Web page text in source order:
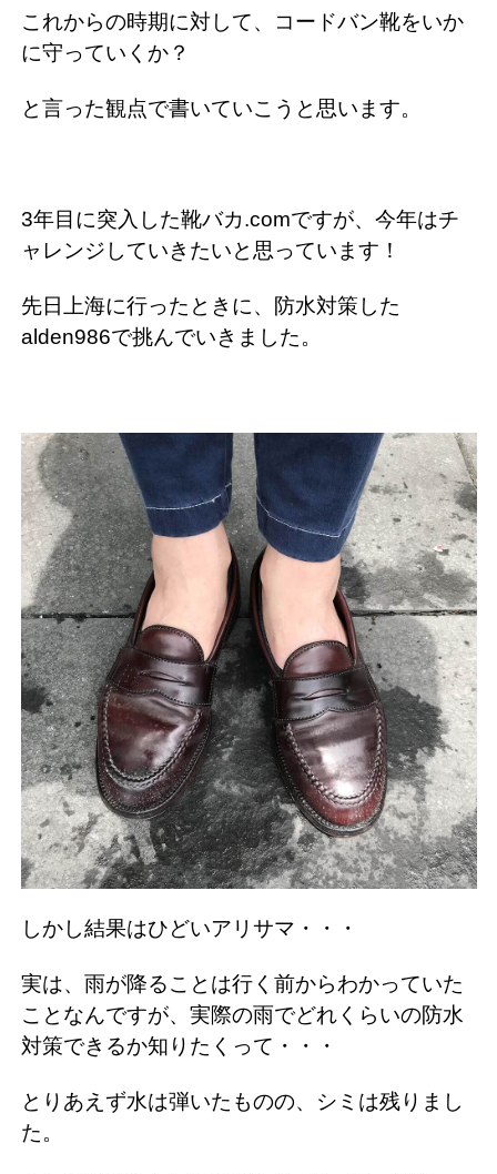
これからの時期に対して、コードバン靴をいか
に守っていくか？
と言った観点で書いていこうと思います。
3年目に突入した靴バカ.comですが、今年はチ
ャレンジしていきたいと思っています！
先日上海に行ったときに、防水対策した
alden986で挑んでいきました。
しかし結果はひどいアリサマ・・・
実は、雨が降ることは行く前からわかっていた
ことなんですが、実際の雨でどれくらいの防水
対策できるか知りたくって・・・
とりあえず水は弾いたものの、シミは残りまし
た。